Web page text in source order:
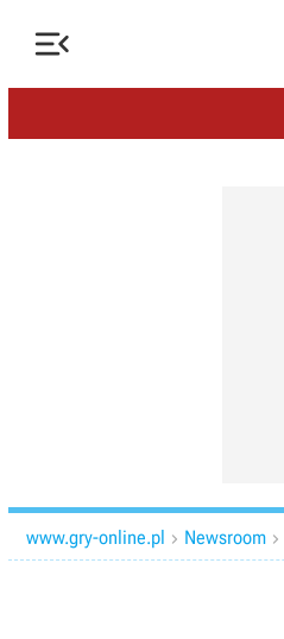

www.gry-online.pl  Newsroom 